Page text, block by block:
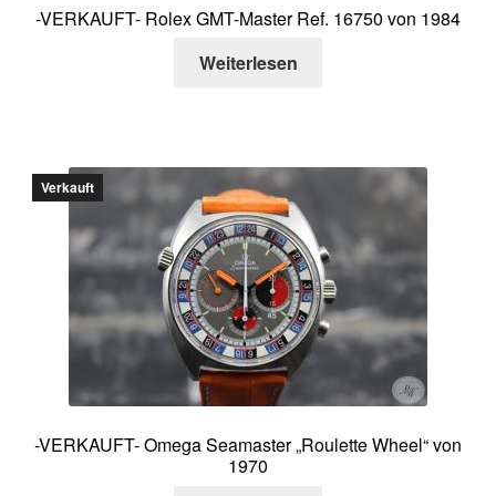
-VERKAUFT- Rolex GMT-Master Ref. 16750 von 1984
Weiterlesen
Verkauft
-VERKAUFT- Omega Seamaster „Roulette Wheel“ von
1970